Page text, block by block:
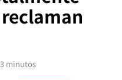
minutos